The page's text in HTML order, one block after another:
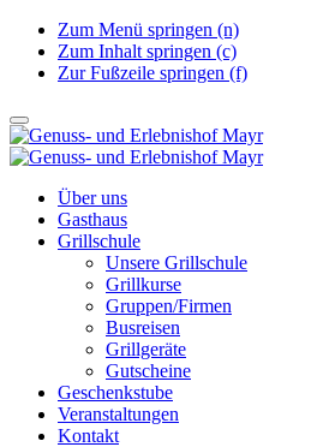
Zum Menü springen (n)
Zum Inhalt springen (c)
Zur Fußzeile springen (f)
Über uns
Gasthaus
Grillschule
Unsere Grillschule
Grillkurse
Gruppen/Firmen
Busreisen
Grillgeräte
Gutscheine
Geschenkstube
Veranstaltungen
Kontakt